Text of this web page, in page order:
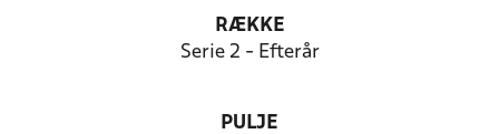
RÆKKE
Serie 2 - Efterår
PULJE